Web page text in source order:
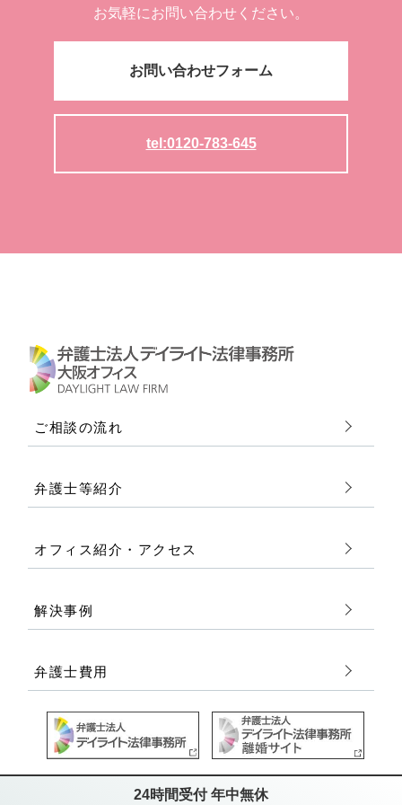
お気軽にお問い合わせください。
お問い合わせフォーム
tel:0120-783-645
ご相談の流れ
弁護士等紹介
オフィス紹介・アクセス
解決事例
弁護士費用
24時間受付 年中無休